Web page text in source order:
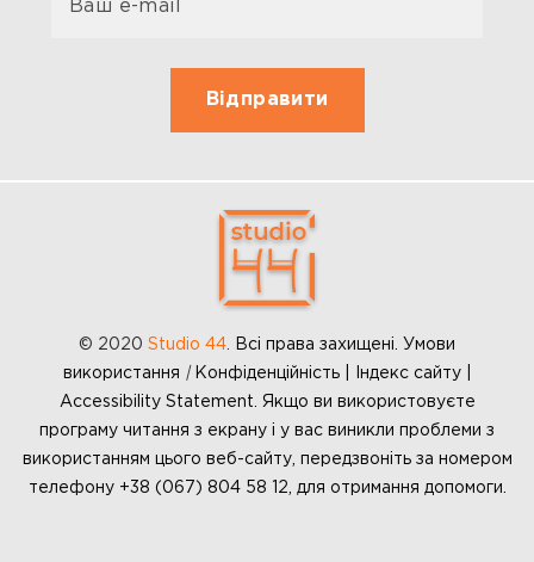
© 2020 Studio 44
Всі права захищені. Умови
використання | Конфіденційність | Індекс сайту |
Accessibility Statement. Якщо ви використовуєте
програму читання з екрану і у вас виникли проблеми з
використанням цього веб-сайту, передзвоніть за номером
телефону +38 (067) 804 58 12, для отримання допомоги.